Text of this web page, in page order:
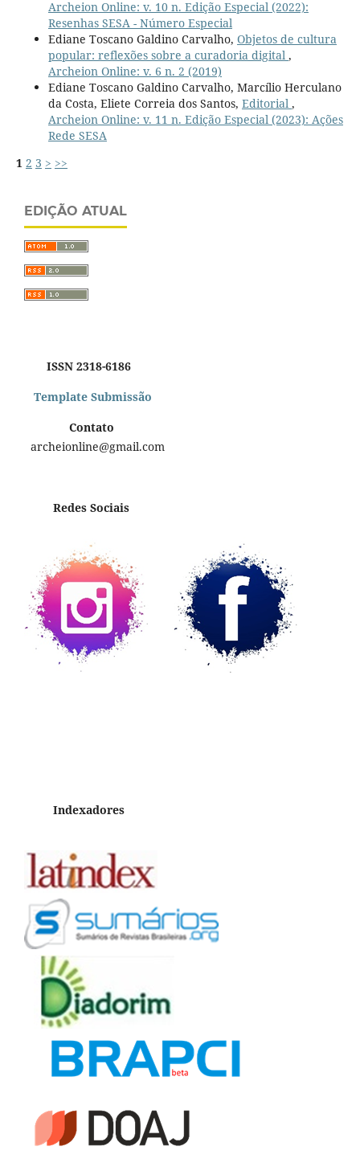
Archeion Online: v. 10 n. Edição Especial (2022):
Resenhas SESA - Número Especial
Ediane Toscano Galdino Carvalho, Objetos de cultura
popular: reflexões sobre a curadoria digital ,
Archeion Online: v. 6 n. 2 (2019)
Ediane Toscano Galdino Carvalho, Marcílio Herculano
da Costa, Eliete Correia dos Santos, Editorial ,
Archeion Online: v. 11 n. Edição Especial (2023): Ações
Rede SESA
1 2 3 > >>
EDIÇÃO ATUAL
ISSN 2318-6186
Template Submissão
Contato
archeionline@gmail.com
Redes Sociais
Indexadores